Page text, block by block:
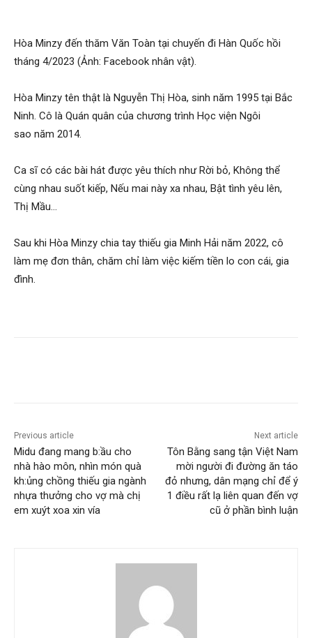
Hòa Minzy đến thăm Văn Toàn tại chuyến đi Hàn Quốc hồi
tháng 4/2023 (Ảnh: Facebook nhân vật).
Hòa Minzy tên thật là Nguyễn Thị Hòa, sinh năm 1995 tại Bắc
Ninh. Cô là Quán quân của chương trình Học viện Ngôi
sao năm 2014.
Ca sĩ có các bài hát được yêu thích như Rời bỏ, Không thể
cùng nhau suốt kiếp, Nếu mai này xa nhau, Bật tình yêu lên,
Thị Mầu…
Sau khi Hòa Minzy chia tay thiếu gia Minh Hải năm 2022, cô
làm mẹ đơn thân, chăm chỉ làm việc kiếm tiền lo con cái, gia
đình.
Previous article
Midu đang mang b:ầu cho
nhà hào môn, nhìn món quà
kh:ủng chồng thiếu gia ngành
nhựa thưởng cho vợ mà chị
em xuýt xoa xin vía
Next article
Tôn Bằng sang tận Việt Nam
mời người đi đường ăn táo
đỏ nhưng, dân mạng chỉ để ý
1 điều rất lạ liên quan đến vợ
cũ ở phần bình luận